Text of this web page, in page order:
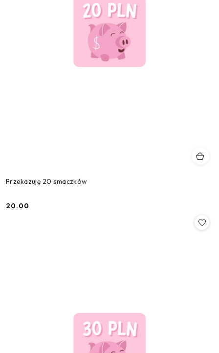
Przekazuję 20 smaczków
Cena:
20.00